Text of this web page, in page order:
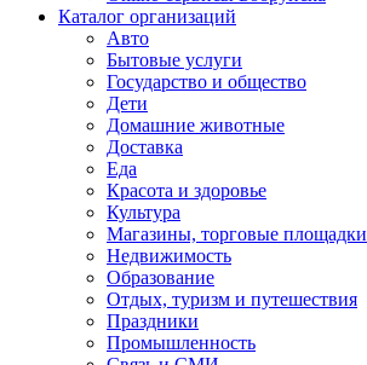
Каталог организаций
Авто
Бытовые услуги
Государство и общество
Дети
Домашние животные
Доставка
Еда
Красота и здоровье
Культура
Магазины, торговые площадки
Недвижимость
Образование
Отдых, туризм и путешествия
Праздники
Промышленность